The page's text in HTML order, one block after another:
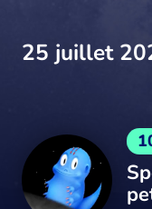
25 juillet